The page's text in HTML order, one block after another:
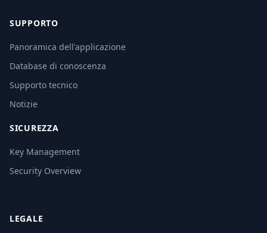
SUPPORTO
Panoramica dell'applicazione
Database di conoscenza
Supporto tecnico
Notizie
SICUREZZA
Key Management
Security Overview
LEGALE